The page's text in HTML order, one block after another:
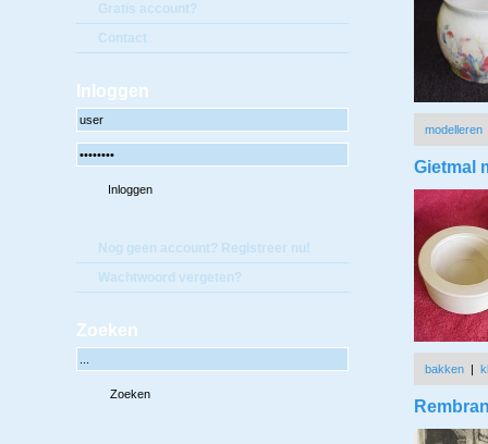
Gratis account?
Contact
Inloggen
Nog geen account? Registreer nu!
Wachtwoord vergeten?
Zoeken
modelleren
Gietmal
bakken |